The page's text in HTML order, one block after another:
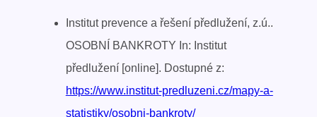
Institut prevence a řešení předlužení, z.ú..
OSOBNÍ BANKROTY In: Institut
předlužení [online]. Dostupné z:
https://www.institut-predluzeni.cz/mapy-a-
statistiky/osobni-bankroty/